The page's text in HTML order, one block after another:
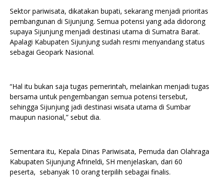
Sektor pariwisata, dikatakan bupati, sekarang menjadi prioritas
pembangunan di Sijunjung. Semua potensi yang ada didorong
supaya Sijunjung menjadi destinasi utama di Sumatra Barat.
Apalagi Kabupaten Sijunjung sudah resmi menyandang status
sebagai Geopark Nasional.
“Hal itu bukan saja tugas pemerintah, melainkan menjadi tugas
bersama untuk pengembangan semua potensi tersebut,
sehingga Sijunjung jadi destinasi wisata utama di Sumbar
maupun nasional,” sebut dia.
Sementara itu, Kepala Dinas Pariwisata, Pemuda dan Olahraga
Kabupaten Sijunjung Afrineldi, SH menjelaskan, dari 60
peserta, sebanyak 10 orang terpilih sebagai finalis.